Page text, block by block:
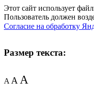
Этот сайт использует
Пользователь должен
Согласие на обработку
Размер текста:
AAA